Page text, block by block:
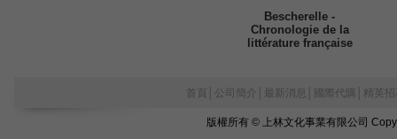
Bescherelle -
Chronologie de la
littérature française
首頁 公司簡介 最新消息 國際代購 精英
版權所有 © 上林文化事業有限公司